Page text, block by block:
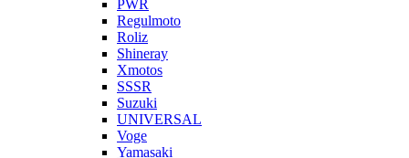
PWR
Regulmoto
Roliz
Shineray
Xmotos
SSSR
Suzuki
UNIVERSAL
Voge
Yamasaki